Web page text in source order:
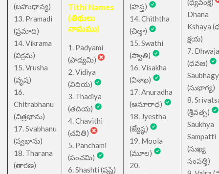
(బహుధాన్య)
13. Pramadi
(ప్రమాది)
14. Vikrama
(విక్రమ)
15. Vrusha
(వృష)
16.
Chitrabhanu
(చిత్రభాను)
17. Svabhanu
(స్వభాను)
18. Tharana
(తారణ)
Tithi Names
(తిథులు
నామము)
1. Padyami
(పాడ్యమి)
2. Vidiya
(విదియ)
3. Thadiya
(తదియ)
4. Chavithi
(చవితి)
5. Panchami
(పంచమి)
6. Shashti (షష్టి)
(హస్త)
14. Chiththa
(చిత్తా)
15. Swathi
(స్వాతి)
16. Visakha
(విశాఖ)
17. Anuradha
(అనూరాధ)
18. Jyestha
(జ్యేష్ఠ)
19. Moola
(మూల)
20.
(ధ్యవంక్ష)
Dhana
Kshaya
క్షయ)
7. Dhwaja
(ధవజ)
(సుభాగ్య)
8.
(శ్రీవత్స)
Saukhya
Sampatti
(సుఖ్య
సంపత్తి)